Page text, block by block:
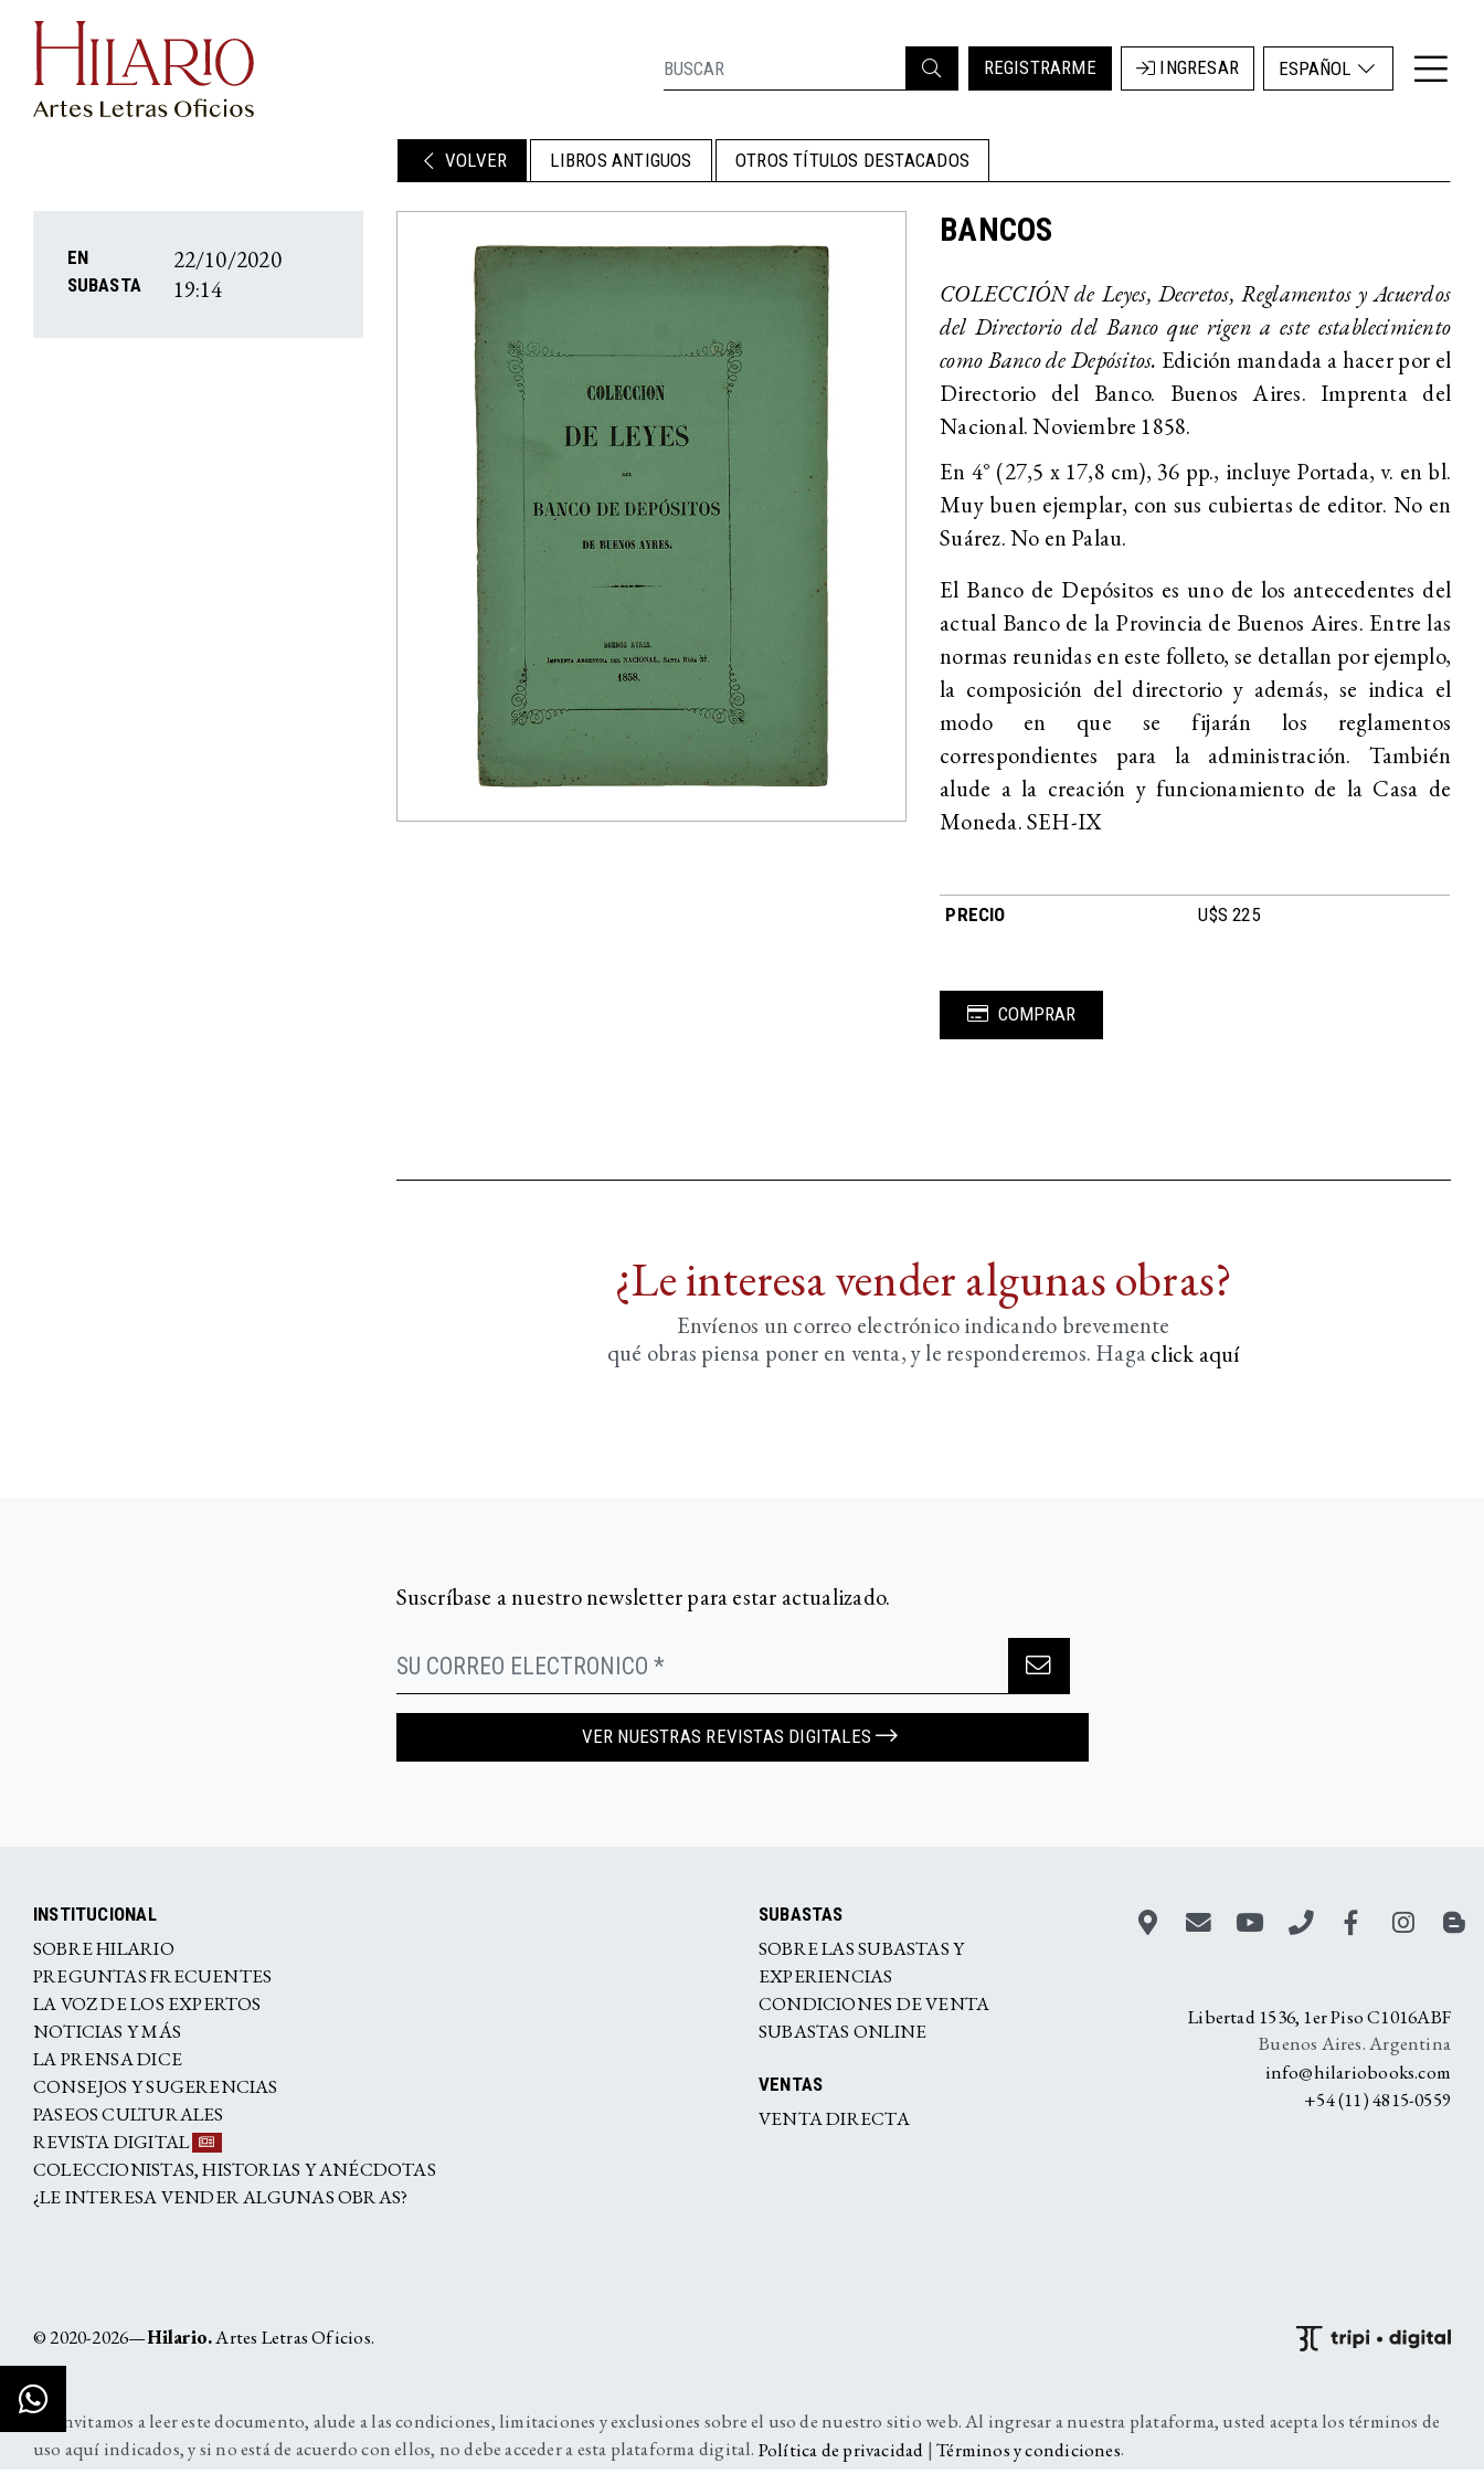
REGISTRARME INGRESAR ESPAÑOL
VOLVER LIBROS ANTIGUOS OTROS TÍTULOS DESTACADOS
BANCOS
COLECCIÓN de Leyes, Decretos, Reglamentos y Acuerdos
del Directorio del Banco que rigen a este establecimiento
como Banco de Depósitos. Edición mandada a hacer por el
Directorio del Banco. Buenos Aires. Imprenta del
Nacional. Noviembre 1858.
En 4° (27,5 x 17,8 cm), 36 pp., incluye Portada, v. en bl.
Muy buen ejemplar, con sus cubiertas de editor. No en
Suárez. No en Palau.
El Banco de Depósitos es uno de los antecedentes del
actual Banco de la Provincia de Buenos Aires. Entre las
normas reunidas en este folleto, se detallan por ejemplo,
la composición del directorio y además, se indica el
modo en que se fijarán los reglamentos
correspondientes para la administración. También
alude a la creación y funcionamiento de la Casa de
Moneda. SEH-IX
PRECIO U$S 225
COMPRAR
EN
SUBASTA
22/10/2020
19:14
¿Le interesa vender algunas obras?
Envíenos un correo electrónico indicando brevemente
qué obras piensa poner en venta, y le responderemos. Hagaclick aquí­
Suscríbase a nuestro newsletter para estar actualizado.
VER NUESTRAS REVISTAS DIGITALES
INSTITUCIONAL
SOBRE HILARIO
PREGUNTAS FRECUENTES
LA VOZ DE LOS EXPERTOS
NOTICIAS Y MÁS
LA PRENSA DICE
CONSEJOS Y SUGERENCIAS
PASEOS CULTURALES
REVISTA DIGITAL
COLECCIONISTAS, HISTORIAS Y ANÉCDOTAS
¿LE INTERESA VENDER ALGUNAS OBRAS?
SUBASTAS
SOBRE LAS SUBASTAS Y
EXPERIENCIAS
CONDICIONES DE VENTA
SUBASTAS ONLINE
VENTAS
VENTA DIRECTA
Libertad 1536, 1er Piso C1016ABF
Buenos Aires. Argentina
info@hilariobooks.com
+54 (11) 4815-0559
© 2020-2026—Hilario.Artes Letras Oficios.
Lo invitamos a leer este documento, alude a las condiciones, limitaciones y exclusiones sobre el uso de nuestro sitio web. Al ingresar a nuestra plataforma, usted acepta los términos de
uso aquí indicados, y si no está de acuerdo con ellos, no debe acceder a esta plataforma digital. Política de privacidad |Términos y condiciones.